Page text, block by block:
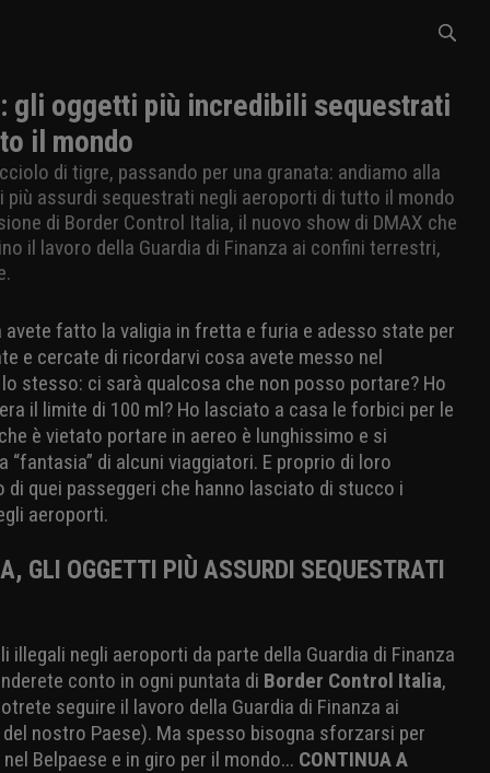
gli oggetti più incredibili sequestrati
il mondo
di tigre, passando per una granata: andiamo alla
più assurdi sequestrati negli aeroporti di tutto il mondo
di Border Control Italia, il nuovo show di DMAX che
il lavoro della Guardia di Finanza ai confini terrestri,
fatto la valigia in fretta e furia e adesso state per
e cercate di ricordarvi cosa avete messo nel
stesso: ci sarà qualcosa che non posso portare? Ho
il limite di 100 ml? Ho lasciato a casa le forbici per le
è vietato portare in aereo è lunghissimo e si
“fantasia” di alcuni viaggiatori. E proprio di loro
di quei passeggeri che hanno lasciato di stucco i
aeroporti.
GLI OGGETTI PIÙ ASSURDI SEQUESTRATI
illegali negli aeroporti da parte della Guardia di Finanza
conto in ogni puntata di Border Control Italia,
seguire il lavoro della Guardia di Finanza ai
nostro Paese). Ma spesso bisogna sforzarsi per
Belpaese e in giro per il mondo... CONTINUA A